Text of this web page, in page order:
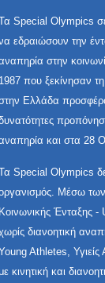
Special Olympics
εδραιώσουν την
στην
1987 που ξεκίνησαν
Ελλάδα
και στα 28
Special Olympics
Μέσω
Κοινωνικής Ένταξης
διανοητική
Athletes,
κινητική και